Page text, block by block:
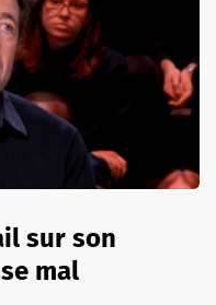
sur son
mal